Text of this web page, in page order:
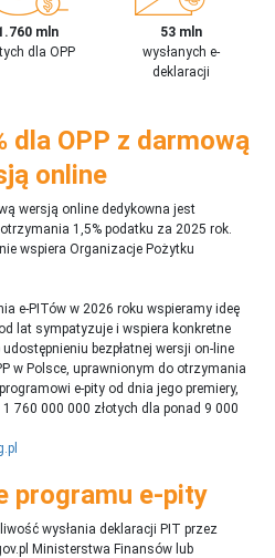
mln
dla OPP
53 mln
wysłanych e-
deklaracji
dla OPP z darmową
online
wersją online dedykowna jest
1,5% podatku za 2025 rok.
wspiera Organizacje Pożytku
e-PITów w 2026 roku wspieramy ideę
lat sympatyzuje i wspiera konkretne
bezpłatnej wersji on-line
w Polsce, uprawnionym do otrzymania
e-pity od dnia jego premiery,
760 000 000 złotych dla ponad 9 000
programu e-pity
wysłania deklaracji PIT przez
Ministerstwa Finansów lub